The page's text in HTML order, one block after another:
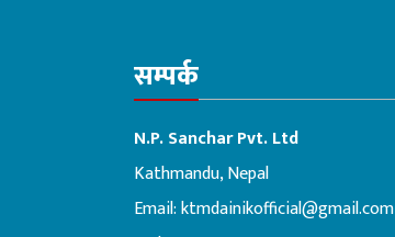
सम्पर्क
N.P. Sanchar Pvt. Ltd
Kathmandu, Nepal
Email:ktmdainikofficial@gmail.com